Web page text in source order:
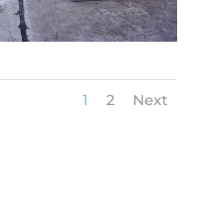
1 2 Next